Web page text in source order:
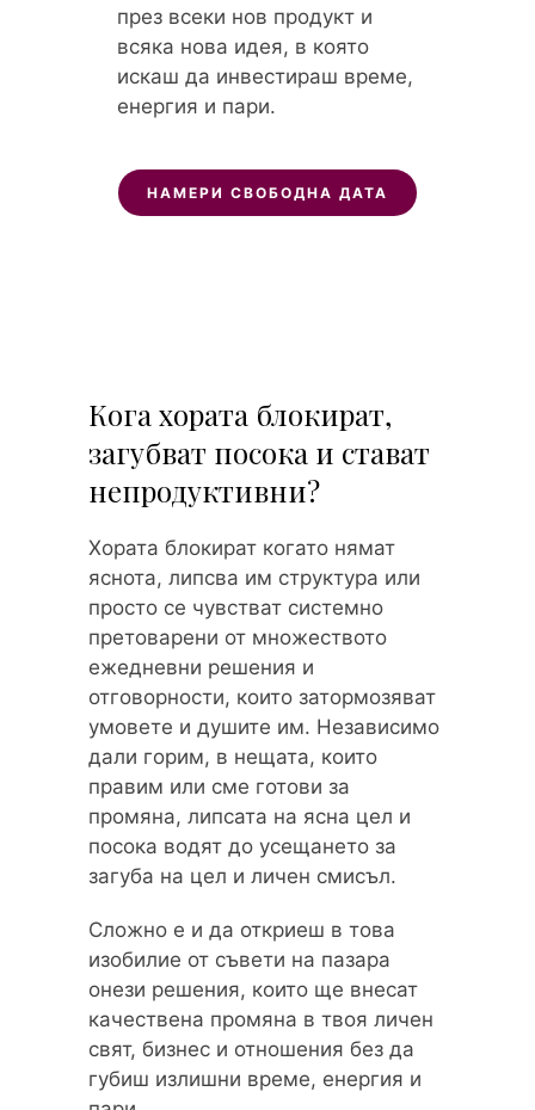
през всеки нов продукт и
всяка нова идея, в която
искаш да инвестираш време,
енергия и пари.
НАМЕРИ СВОБОДНА ДАТА
Кога хората блокират,
загубват посока и стават
непродуктивни?
Хората блокират когато нямат
яснота, липсва им структура или
просто се чувстват системно
претоварени от множеството
ежедневни решения и
отговорности, които затормозяват
умовете и душите им. Независимо
дали горим, в нещата, които
правим или сме готови за
промяна, липсата на ясна цел и
посока водят до усещането за
загуба на цел и личен смисъл.
Сложно е и да откриеш в това
изобилие от съвети на пазара
онези решения, които ще внесат
качествена промяна в твоя личен
свят, бизнес и отношения без да
губиш излишни време, енергия и